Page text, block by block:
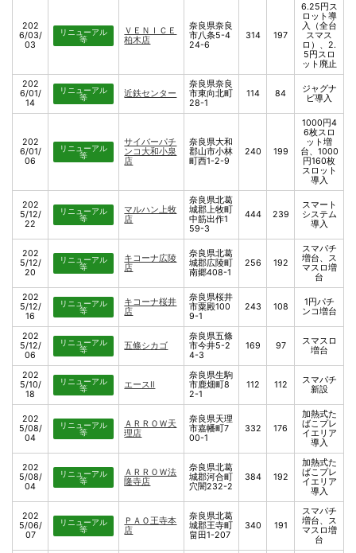
202
6/03/
03
リニューアル
等
ＶＥＮＩＣＥ
柏木店
奈良県奈良
市八条5-4
24-6
314 197
6.25円ス
ロット導
入（全台
スマス
ロ）、2.
5円スロ
ット廃止
202
6/01/
14
リニューアル
等
近鉄センター
奈良県奈良
市東向北町
28-1
114 84
ジャグナ
ビ導入
202
6/01/
06
リニューアル
等
サイバーパチ
ンコ大和小泉
店
奈良県大和
郡山市小林
町西1-2-9
240 199
1000円4
6枚スロ
ット増
台、1000
円160枚
スロット
導入
202
5/12/
22
リニューアル
等
マルハン上牧
店
奈良県北葛
城郡上牧町
中筋出作1
59-3
444 239
スマート
システム
導入
202
5/12/
20
リニューアル
等
キコーナ広陵
店
奈良県北葛
城郡広陵町
南郷408-1
256 192
スマパチ
増台、ス
マスロ増
台
202
5/12/
16
リニューアル
等
キコーナ桜井
店
奈良県桜井
市粟殿100
9-1
243 108
1円パチ
ンコ増台
202
5/12/
06
リニューアル
等
五條シカゴ
奈良県五條
市今井5-2
4-3
169 97
スマスロ
増台
202
5/10/
18
リニューアル
等
エースⅡ
奈良県生駒
市鹿畑町8
2-1
112 112
スマパチ
新設
202
5/08/
04
リニューアル
等
ＡＲＲＯＷ天
理店
奈良県天理
市嘉幡町7
00-1
332 176
加熱式た
ばこプレ
イエリア
導入
202
5/08/
04
リニューアル
等
ＡＲＲＯＷ法
隆寺店
奈良県北葛
城郡河合町
穴闇232-2
384 192
加熱式た
ばこプレ
イエリア
導入
202
5/06/
07
リニューアル
等
ＰＡＯ王寺本
店
奈良県北葛
城郡王寺町
畠田1-207
340 191
スマパチ
増台、ス
マスロ増
台